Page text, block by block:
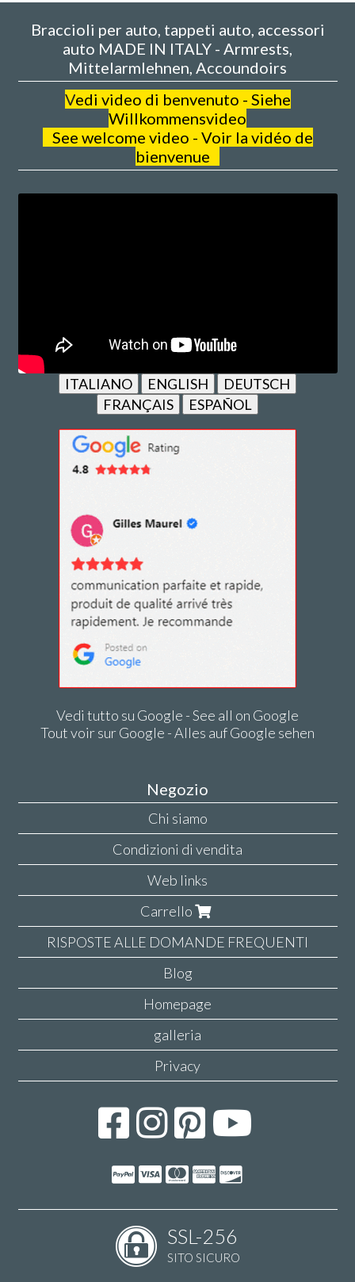
Braccioli per auto, tappeti auto, accessori
auto MADE IN ITALY - Armrests,
Mittelarmlehnen, Accoundoirs
Vedi video di benvenuto - Siehe
Willkommensvideo
See welcome video - Voir la vidéo de
bienvenue
ITALIANO ENGLISH
DEUTSCH
FRANÇAIS
ESPAÑOL
Vedi tutto su Google - See all on Google
Tout voir sur Google - Alles auf Google sehen
Negozio
Chi siamo
Condizioni di vendita
Web links
Carrello
RISPOSTE ALLE DOMANDE FREQUENTI
Blog
Homepage
galleria
Privacy
SSL-256
SITO SICURO